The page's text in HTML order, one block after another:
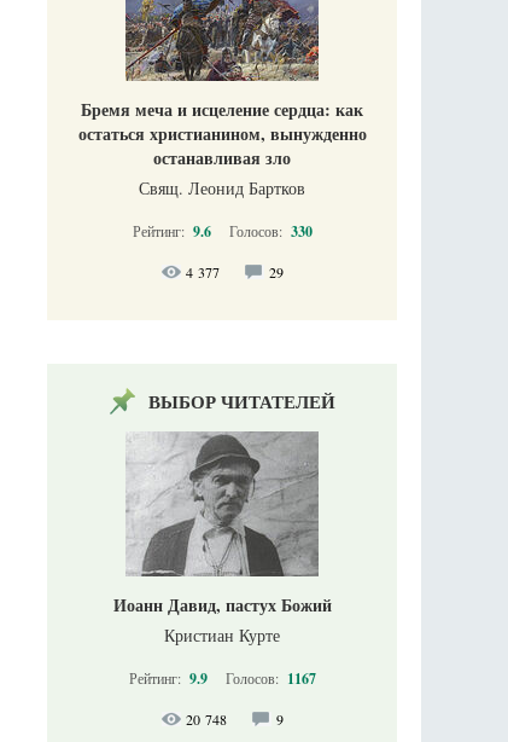
Бремя меча и исцеление сердца: как
остаться христианином, вынужденно
останавливая зло
Свящ. Леонид Бартков
Рейтинг: 9.6 Голосов: 330
4 377 29
ВЫБОР ЧИТАТЕЛЕЙ
Иоанн Давид, пастух Божий
Кристиан Курте
Рейтинг: 9.9 Голосов: 1167
20 748 9